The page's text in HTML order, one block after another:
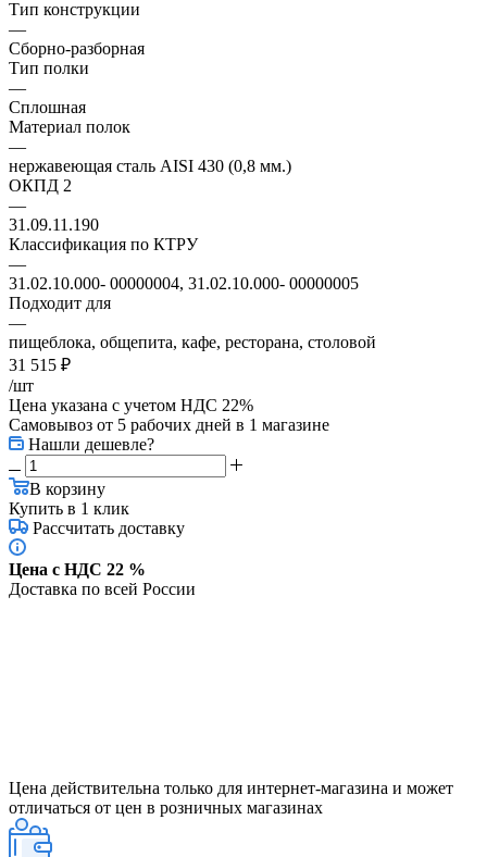
Тип конструкции
—
Сборно-разборная
Тип полки
—
Сплошная
Материал полок
—
нержавеющая сталь AISI 430 (0,8 мм.)
ОКПД 2
—
31.09.11.190
Классификация по КТРУ
—
31.02.10.000- 00000004, 31.02.10.000- 00000005
Подходит для
—
пищеблока, общепита, кафе, ресторана, столовой
31 515 ₽
/шт
Цена указана с учетом НДС 22%
Самовывоз от 5 рабочих дней в 1 магазине
Нашли дешевле?
В корзину
Купить в 1 клик
Рассчитать доставку
Цена с НДС 22 %
Доставка по всей России
Цена действительна только для интернет-магазина и может
отличаться от цен в розничных магазинах